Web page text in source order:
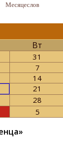
Месяцеслов
Вт
31
7
14
21
28
5